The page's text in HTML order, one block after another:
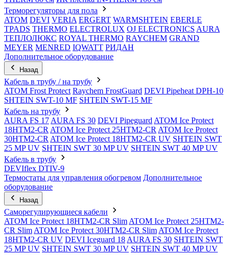
Терморегуляторы для пола
ATOM DEVI VERIA ERGERT WARMSHTEIN EBERLE
TPADS THERMO ELECTROLUX OJ ELECTRONICS AURA
ТЕПЛОЛЮКС ROYAL THERMO RAYCHEM GRAND
MEYER MENRED IQWATT РИДАН
Дополнительное оборудование
Назад
Кабель в трубу / на трубу
ATOM Frost Protect Raychem FrostGuard DEVI Pipeheat DPH-10
SHTEIN SWT-10 MF SHTEIN SWT-15 MF
Кабель на трубу
AURA FS 17 AURA FS 30 DEVI Pipeguard ATOM Ice Protect
18HTM2-CR ATOM Ice Protect 25HTM2-CR ATOM Ice Protect
30HTM2-CR ATOM Ice Protect 18HTM2-CR UV SHTEIN SWT
25 MP UV SHTEIN SWT 30 MP UV SHTEIN SWT 40 MP UV
Кабель в трубу
DEVIflex DTIV-9
Термостаты для управления обогревом Дополнительное
оборудование
Назад
Саморегулирующиеся кабели
ATOM Ice Protect 18HTM2-CR Slim ATOM Ice Protect 25HTM2-
CR Slim ATOM Ice Protect 30HTM2-CR Slim ATOM Ice Protect
18HTM2-CR UV DEVI Iceguard 18 AURA FS 30 SHTEIN SWT
25 MP UV SHTEIN SWT 30 MP UV SHTEIN SWT 40 MP UV